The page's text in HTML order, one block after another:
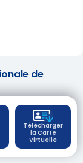
Télécharger
la Carte
Virtuelle
de